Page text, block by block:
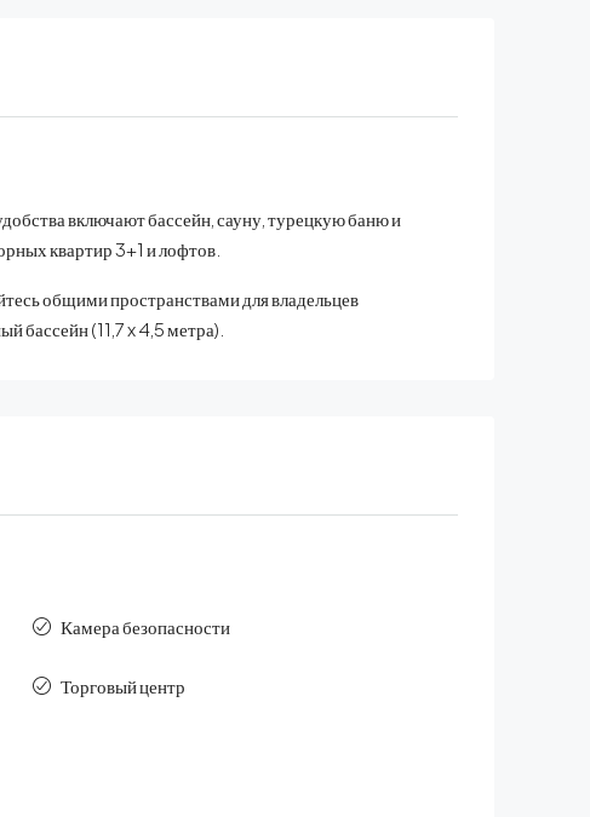
включают бассейн, сауну, турецкую баню и
квартир 3+1 и лофтов.
общими пространствами для владельцев
бассейн (11,7 x 4,5 метра).
Камера безопасности
Торговый центр